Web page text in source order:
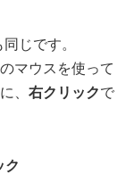
じです。
マウスを使って
、 右クリックで
ク